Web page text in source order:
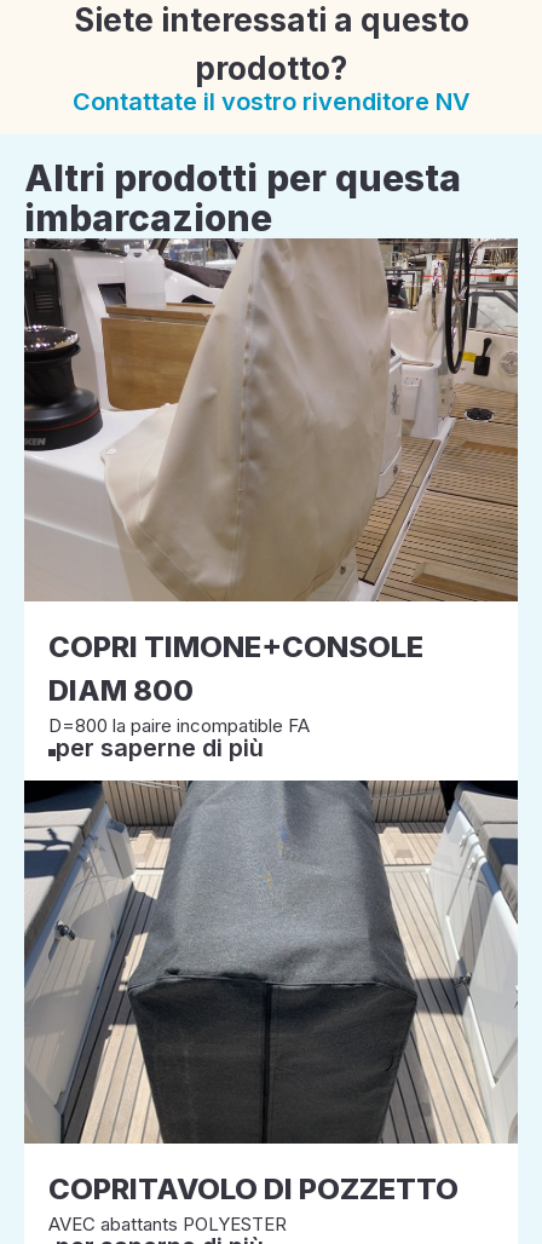
Siete interessati a questo
prodotto?
Contattate il vostro rivenditore NV
Altri prodotti per questa
imbarcazione
COPRI TIMONE+CONSOLE
DIAM 800
D=800 la paire incompatible FA
per saperne di più
COPRITAVOLO DI POZZETTO
AVEC abattants POLYESTER